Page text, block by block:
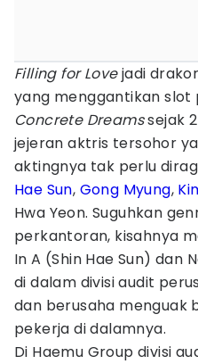
Filling for Lovejadi
yang menggantikan slot
Concrete Dreamssejak
jejeran aktris tersohor
aktingnya tak perlu
Hae Sun, Gong Myung,
Hwa Yeon. Suguhkan
perkantoran, kisahnya
In A (Shin Hae Sun) dan
di dalam divisi audit
dan berusaha menguak
pekerja di dalamnya.
Di Haemu Group divisi